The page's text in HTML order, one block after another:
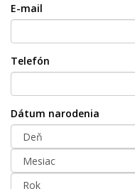
E-mail
Telefón
Dátum narodenia